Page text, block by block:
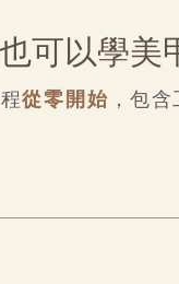
可以學美
從零開始 ，包